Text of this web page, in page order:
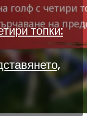
топки: